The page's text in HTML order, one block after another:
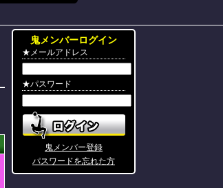
鬼メンバーログイン
★メールアドレス
★パスワード
鬼メンバー登録
パスワードを忘れた方